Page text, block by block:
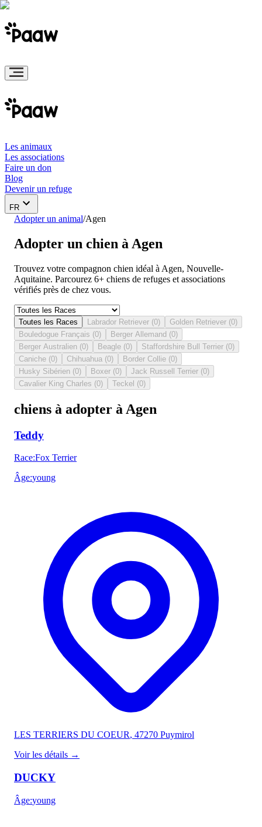
Les animaux
Les associations
Faire un don
Blog
Devenir un refuge
FR
Adopter un animal/Agen
Adopter un chien à Agen
Trouvez votre compagnon chien idéal à Agen, Nouvelle-
Aquitaine. Parcourez 6+ chiens de refuges et associations
vérifiés près de chez vous.
Toutes les Races Labrador Retriever (0) Golden Retriever (0)
Bouledogue Français (0) Berger Allemand (0)
Berger Australien (0) Beagle (0) Staffordshire Bull Terrier (0)
Caniche (0) Chihuahua (0) Border Collie (0)
Husky Sibérien (0) Boxer (0) Jack Russell Terrier (0)
Cavalier King Charles (0) Teckel (0)
chiens à adopter à Agen
Teddy
Race:Fox Terrier
Âge:young
LES TERRIERS DU COEUR, 47270 Puymirol
Voir les détails →
DUCKY
Âge:young